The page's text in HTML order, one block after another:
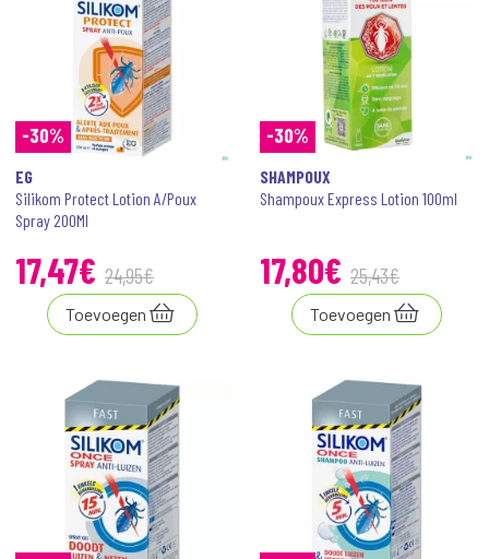
-30%
EG
Silikom Protect Lotion A/Poux
Spray 200Ml
17,47€ 24,95€
Toevoegen
-30%
SHAMPOUX
Shampoux Express Lotion 100ml
17,80€ 25,43€
Toevoegen